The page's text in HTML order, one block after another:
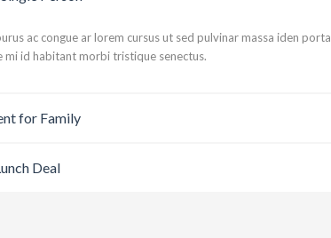
ac congue ar lorem cursus ut sed pulvinar massa iden porta
mi id habitant morbi tristique senectus.
for Family
Deal